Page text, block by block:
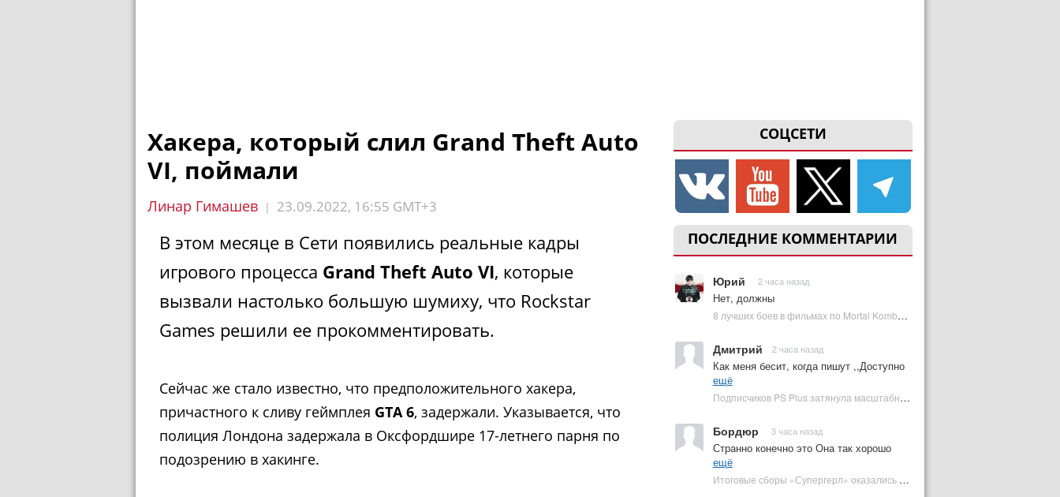
СОЦСЕТИ
ПОСЛЕДНИЕ КОММЕНТАРИИ
Юрий 2 часа назад
Нет, должны
8 лучших боев в фильмах по Mortal Kombat: от «Смертельной битвы» до «Мортал Комбат 2» | Plugged In Ru
Дмитрий 2 часа назад
Как меня бесит, когда пишут ,,Доступно
ещё
Подписчиков PS Plus затянула масштабная RPG в духе Skyrim, которая доступна бесплатно | Plugged In Ru
Бордюр 3 часа назад
Странно конечно это Она так хорошо
ещё
Итоговые сборы «Супергерл» оказались худшими для DC за два десятилетия | Plugged In Ru
Хакера, который слил Grand Theft Auto
VI, поймали
Линар Гимашев | 23.09.2022, 16:55 GMT+3
В этом месяце в Сети появились реальные кадры
игрового процесса Grand Theft Auto VI, которые
вызвали настолько большую шумиху, что Rockstar
Games решили ее прокомментировать.
Сейчас же стало известно, что предположительного хакера,
причастного к сливу геймплея GTA 6, задержали. Указывается, что
полиция Лондона задержала в Оксфордшире 17-летнего парня по
подозрению в хакинге.